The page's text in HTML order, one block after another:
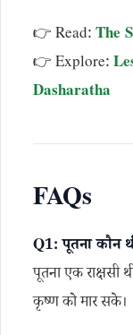
👉 Read:The
👉 Explore:
Dasharatha
FAQs
Q1: पूतना कौन
पूतना एक
कृष्ण को मार सके।